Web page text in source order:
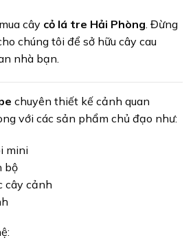
cây cỏ lá tre Hải Phòng. Đừng
chúng tôi để sở hữu cây cau
nhà bạn.
chuyên thiết kế cảnh quan
với các sản phẩm chủ đạo như:
mini
bộ
cây cảnh